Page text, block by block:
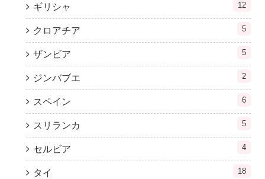
ギリシャ 12
クロアチア 5
ザンビア 5
ジンバブエ 2
スペイン 6
スリランカ 5
セルビア 4
タイ 18